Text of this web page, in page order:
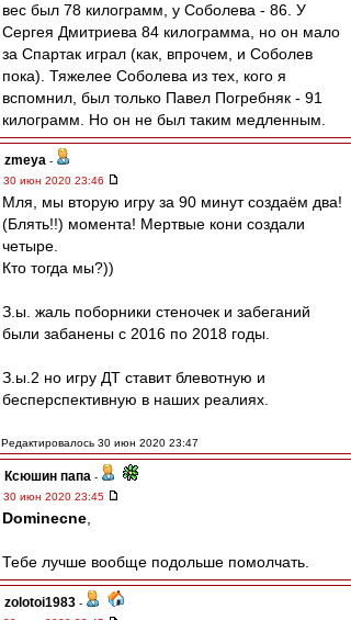
вес был 78 килограмм, у Соболева - 86. У
Сергея Дмитриева 84 килограмма, но он мало
за Спартак играл (как, впрочем, и Соболев
пока). Тяжелее Соболева из тех, кого я
вспомнил, был только Павел Погребняк - 91
килограмм. Но он не был таким медленным.
zmeya -
30 июн 2020 23:46
Мля, мы вторую игру за 90 минут создаём два!
(Блять!!) момента! Мертвые кони создали
четыре.
Кто тогда мы?))
З.ы. жаль поборники стеночек и забеганий
были забанены с 2016 по 2018 годы.
З.ы.2 но игру ДТ ставит блевотную и
бесперспективную в наших реалиях.
Редактировалось 30 июн 2020 23:47
Ксюшин папа -
30 июн 2020 23:45
Dominecne
Тебе лучше вообще подольше помолчать.
zolotoi1983 -